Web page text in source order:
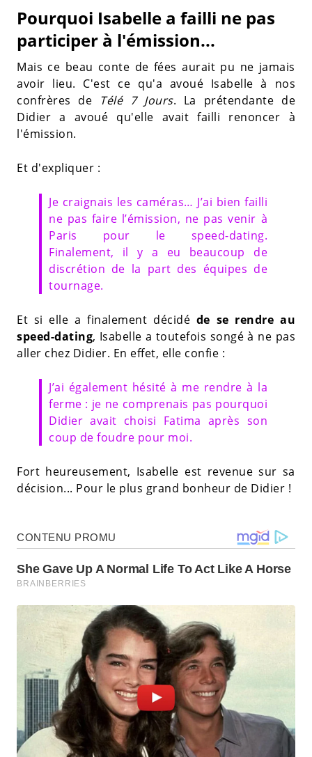
Pourquoi Isabelle a failli ne pas
participer à l'émission...
Mais ce beau conte de fées aurait pu ne jamais
avoir lieu. C'est ce qu'a avoué Isabelle à nos
confrères de Télé 7 Jours. La prétendante de
Didier a avoué qu'elle avait failli renoncer à
l'émission.
Et d'expliquer :
Je craignais les caméras… J’ai bien failli
ne pas faire l’émission, ne pas venir à
Paris pour le speed-dating.
Finalement, il y a eu beaucoup de
discrétion de la part des équipes de
tournage.
Et si elle a finalement décidé de se rendre au
speed-dating, Isabelle a toutefois songé à ne pas
aller chez Didier. En effet, elle confie :
J’ai également hésité à me rendre à la
ferme : je ne comprenais pas pourquoi
Didier avait choisi Fatima après son
coup de foudre pour moi.
Fort heureusement, Isabelle est revenue sur sa
décision... Pour le plus grand bonheur de Didier !